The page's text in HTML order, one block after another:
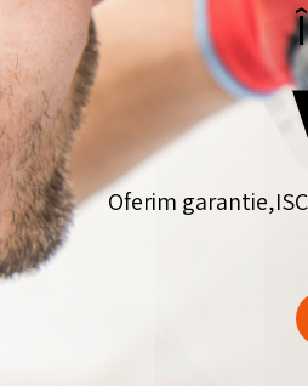
Oferim